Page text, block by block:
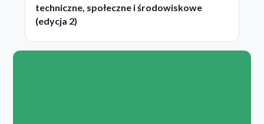
techniczne, społeczne i środowiskowe
(edycja 2)